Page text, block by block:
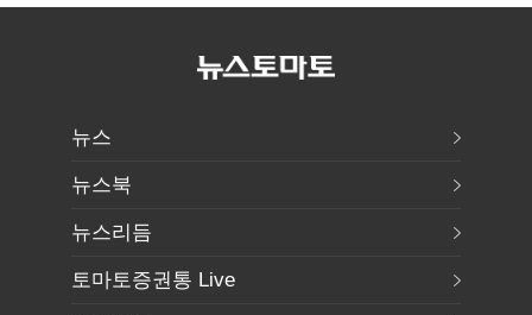
등 논의
세액공제 선택이
ESS 시장 공략
뉴스
뉴스북
뉴스리듬
토마토증권통 Live